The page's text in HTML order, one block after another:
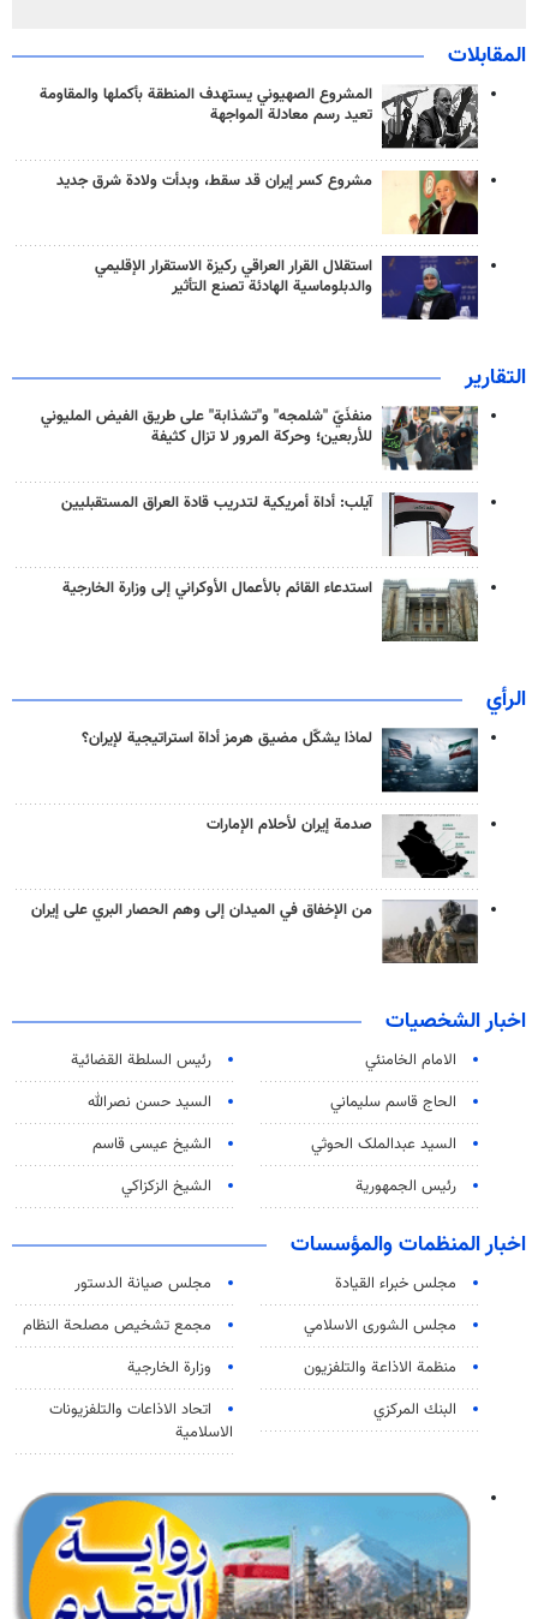
المقابلات
المشروع الصهيوني يستهدف المنطقة بأكملها والمقاومة
تعيد رسم معادلة المواجهة
مشروع كسر إيران قد سقط، وبدأت ولادة شرق جديد
استقلال القرار العراقي ركيزة الاستقرار الإقليمي
والدبلوماسية الهادئة تصنع التأثير
التقارير
منفذَيّ "شلمجه" و"تشذابة" على طريق الفيض المليوني
للأربعين؛ وحركة المرور لا تزال كثيفة
آيلب: أداة أمريكية لتدريب قادة العراق المستقبليين
استدعاء القائم بالأعمال الأوكراني إلى وزارة الخارجية
الرأي
لماذا يشكّل مضيق هرمز أداة استراتيجية لإيران؟
صدمة إيران لأحلام الإمارات
من الإخفاق في الميدان إلى وهم الحصار البري على إيران
اخبار الشخصيات
الامام الخامنئي
رئیس السلطة القضائیة
الحاج قاسم سليماني
السيد حسن نصرالله
السید عبدالملک الحوثي
الشيخ عيسى قاسم
رئيس الجمهورية
الشيخ الزكزاكي
اخبار المنظمات والمؤسسات
مجلس خبراء القيادة
مجلس صيانة الدستور
مجلس الشورى الاسلامي
مجمع تشخيص مصلحة النظام
منظمة الاذاعة والتلفزیون
وزارة الخارجية
البنك المركزي
اتحاد الاذاعات والتلفزيونات
الاسلامية